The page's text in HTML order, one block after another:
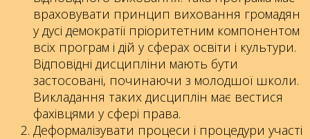
враховувати принцип виховання громадян
у дусі демократії пріоритетним компонентом
всіх програм і дій у сферах освіти і культури.
Відповідні дисципліни мають бути
застосовані, починаючи з молодшої школи.
Викладання таких дисциплін має вестися
фахівцями у сфері права.
Деформалізувати процеси і процедури участі